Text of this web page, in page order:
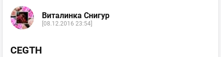
Виталинка Снигур
[08.12.2016 23:54]
CEGTH